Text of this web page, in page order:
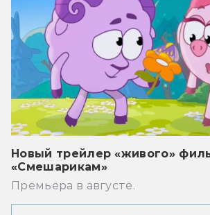
Новый трейлер «живого»
«Смешарикам»
Премьера в августе.